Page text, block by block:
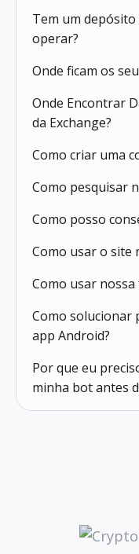
Tem um
operar?
Onde ficam os
Onde Encontrar
da Exchange?
Como criar uma
Como pesquisar
Como posso
Como usar o site
Como usar nossa
Como solucionar
app Android?
Por que eu
minha bot antes